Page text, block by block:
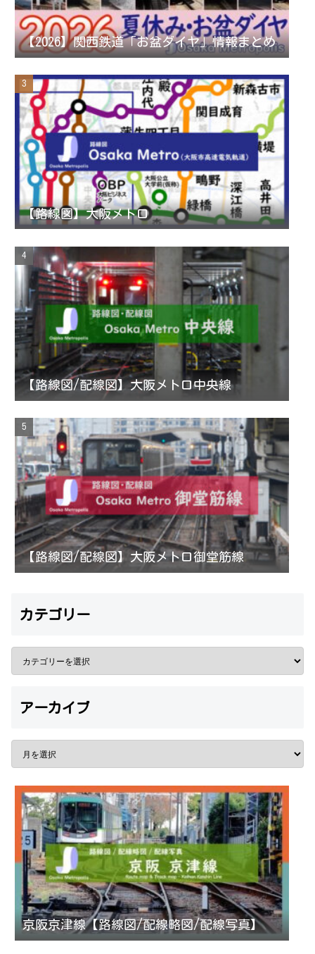
n
n
e
【2026】関西鉄道「お盆ダイヤ」情報まとめ
【路線図】大阪メトロ
【路線図/配線図】大阪メトロ中央線
【路線図/配線図】大阪メトロ御堂筋線
カテゴリー
アーカイブ
京阪京津線【路線図/配線略図/配線写真】